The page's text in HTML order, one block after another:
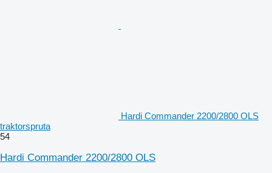
Hardi Commander 2200/2800 OLS
traktorspruta
54
Hardi Commander 2200/2800 OLS